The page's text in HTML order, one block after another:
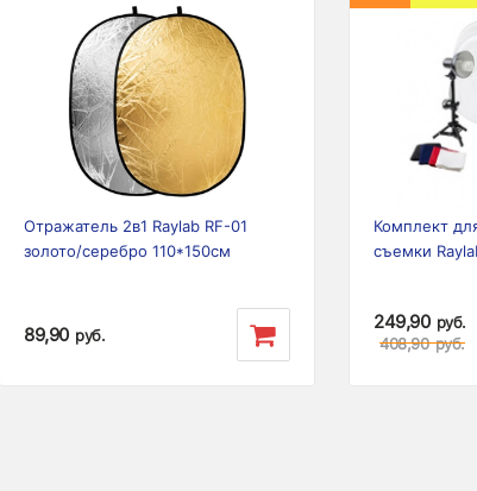
Previous
Отражатель 2в1 Raylab RF-01
золото/серебро 110*150см
89,90 руб.
Previous
Комплект
съемки
249,90 руб.
408,90 руб.